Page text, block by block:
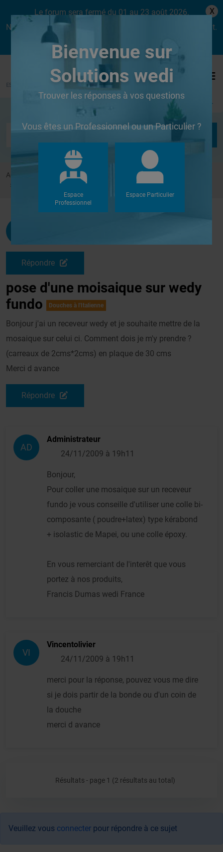
Le forum sera fermé du 01 au 23 août 2026.
Nous aurons le plaisir de vous retrouver dès le lundi 24 août.
X
Se connecter
Accueil Forums
Douches à l'Italienne
pose d'une moisaique sur wedy fundo
Répondre
pose d'une moisaique sur wedy
fundo
Douches à l'Italienne
Bonjour j'ai un receveur wedy et je souhaite mettre de la
mosaique sur celui ci. Comment dois je m'y prendre ?
(carreaux de 2cms*2cms) en plaque de 30 cms
Merci d avance
Répondre
AD
Administrateur
24/11/2009 à 19h11
Bonjour,
Pour coller une mosaique sur un receveur
fundo je vous conseille d'utiliser une colle bi-
composante ( poudre+latex) type kérabond
+ isolastic de Mapei, ou une colle époxy.
En vous remerciant de l'interêt que vous
portez à nos produits,
Francis Dumas wedi France
VI
Vincentolivier
24/11/2009 à 19h11
merci pour la réponse, pouvez vous me dire
si je dois partir de la bonde ou d'un coin de
la douche
merci d avance
Résultats - page 1 (2 résultats au total)
Veuillez vous connecter pour répondre à ce sujet
Bienvenue sur
Solutions wedi
Trouver les réponses à vos questions
Vous êtes un Professionnel ou un Particulier ?
Espace
Professionnel
Espace Particulier